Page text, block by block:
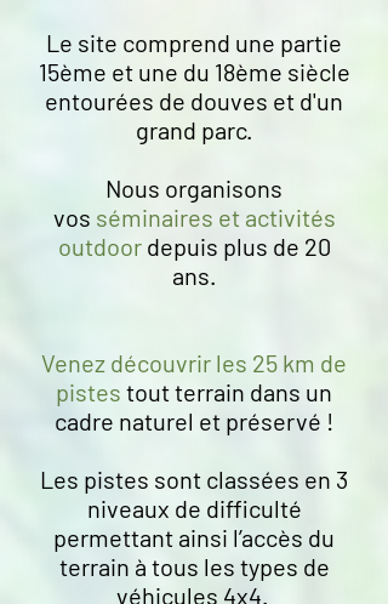
Le site comprend une partie
15ème et une du 18ème siècle
entourées de douves et d'un
grand parc.
Nous organisons
vos séminaires et activités
outdoor depuis plus de 20
ans.
Venez découvrir les 25 km de
pistes tout terrain dans un
cadre naturel et préservé !
Les pistes sont classées en 3
niveaux de difficulté
permettant ainsi l’accès du
terrain à tous les types de
véhicules 4x4.